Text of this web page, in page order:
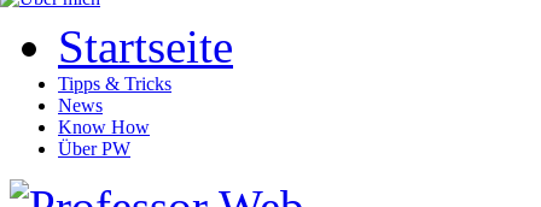
Startseite
Tipps & Tricks
News
Know How
Über PW